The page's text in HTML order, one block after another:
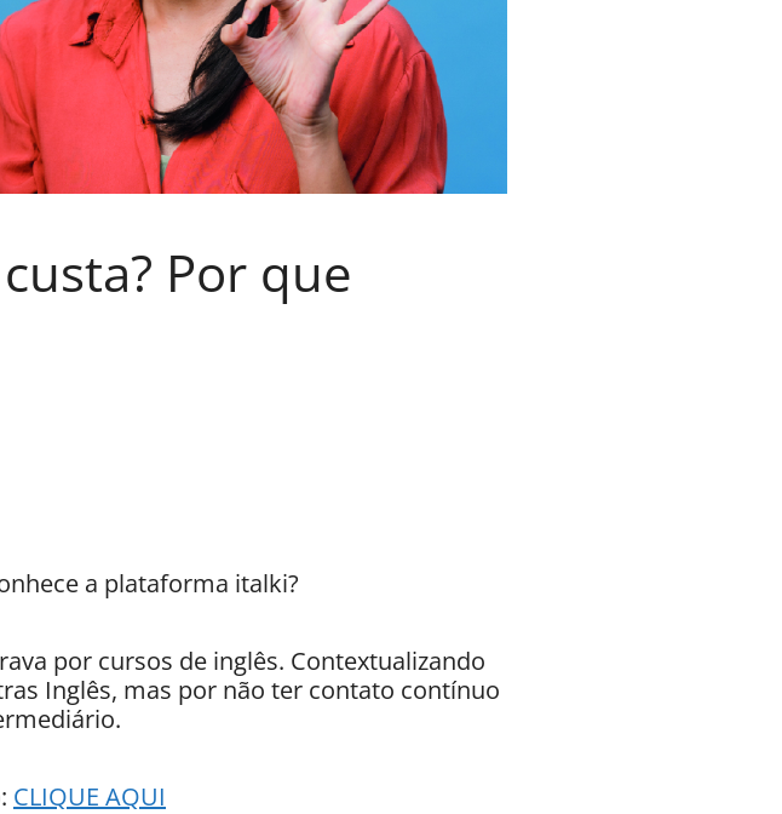
Por que
a plataforma italki?
por cursos de inglês. Contextualizando
Inglês, mas por não ter contato contínuo
CLIQUE AQUI